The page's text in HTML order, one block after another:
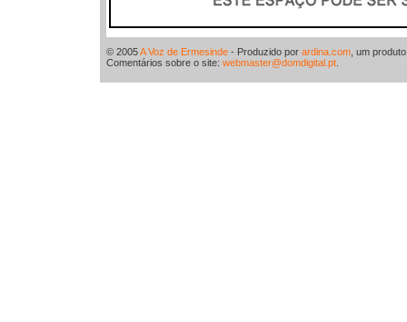
© 2005A Voz de Ermesinde - Produzido por ardina.com , um
Comentários sobre o site: webmaster@domdigital.pt